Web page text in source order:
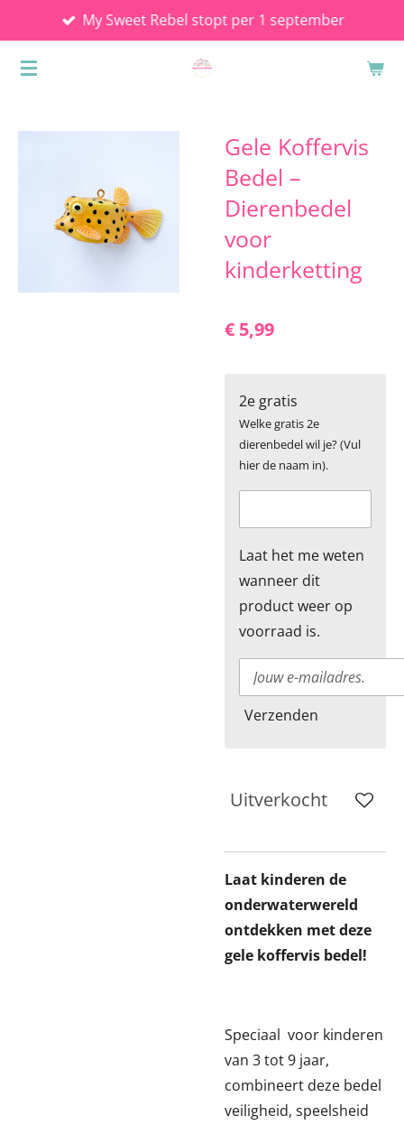
direct
naar
My Sweet Rebel stopt per 1 september
Gele Koffervis
Bedel –
Dierenbedel
voor
kinderketting
€ 5,99
2e gratis
Welke gratis 2e
dierenbedel wil je? (Vul
hier de naam in).
Laat het me weten
wanneer dit
product weer op
voorraad is.
Verzenden
Uitverkocht
Laat kinderen de
onderwaterwereld
ontdekken met deze
gele koffervis bedel!
Speciaal voor kinderen
van 3 tot 9 jaar,
combineert deze bedel
veiligheid, speelsheid